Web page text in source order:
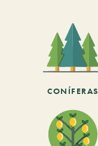
CONÍFERAS